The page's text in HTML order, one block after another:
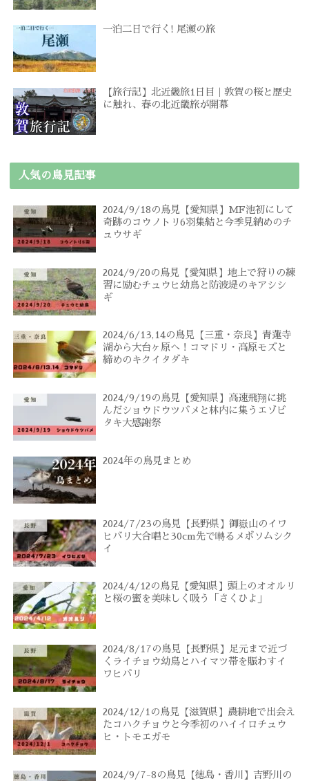
一泊二日で行く! 尾瀬の旅
【旅行記】北近畿旅1日目｜敦賀の桜と歴史
に触れ、春の北近畿旅が開幕
人気の鳥見記事
2024/9/18の鳥見【愛知県】MF池初にして
奇跡のコウノトリ6羽集結と今季見納めのチ
ュウサギ
2024/9/20の鳥見【愛知県】地上で狩りの練
習に励むチュウヒ幼鳥と防波堤のキアシシ
ギ
2024/6/13,14の鳥見【三重・奈良】青蓮寺
湖から大台ヶ原へ！コマドリ・高原モズと
締めのキクイタダキ
2024/9/19の鳥見【愛知県】高速飛翔に挑
んだショウドウツバメと林内に集うエゾビ
タキ大感謝祭
2024年の鳥見まとめ
2024/7/23の鳥見【長野県】御嶽山のイワ
ヒバリ大合唱と30cm先で囀るメボソムシク
イ
2024/4/12の鳥見【愛知県】頭上のオオルリ
と桜の蜜を美味しく吸う「さくひよ」
2024/8/17の鳥見【長野県】足元まで近づ
くライチョウ幼鳥とハイマツ帯を賑わすイ
ワヒバリ
2024/12/1の鳥見【滋賀県】農耕地で出会え
たコハクチョウと今季初のハイイロチュウ
ヒ・トモエガモ
2024/9/7-8の鳥見【徳島・香川】吉野川の